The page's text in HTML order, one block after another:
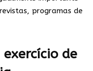
programas de
de